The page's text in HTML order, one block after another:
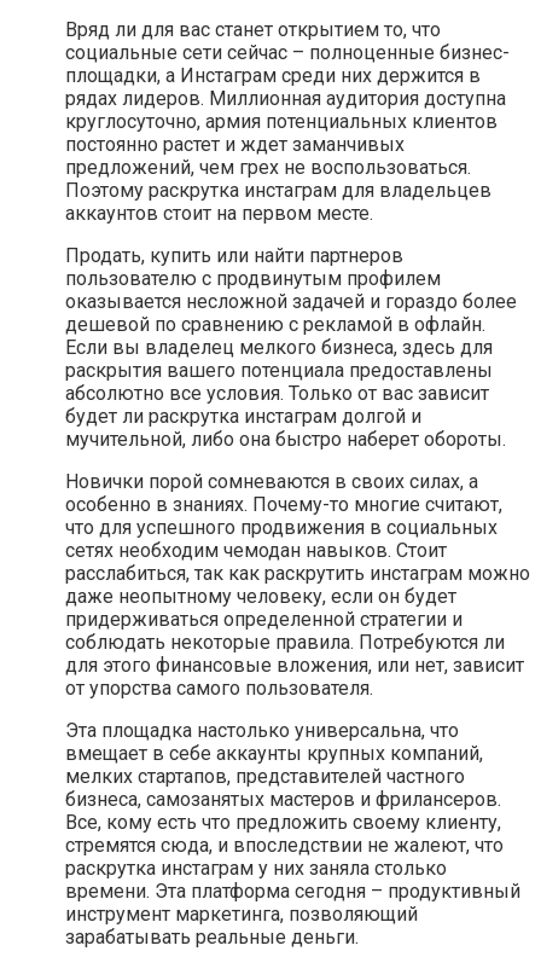
Вряд ли для вас станет открытием то, что
социальные сети сейчас – полноценные бизнес-
площадки, а Инстаграм среди них держится в
рядах лидеров. Миллионная аудитория доступна
круглосуточно, армия потенциальных клиентов
постоянно растет и ждет заманчивых
предложений, чем грех не воспользоваться.
Поэтому раскрутка инстаграм для владельцев
аккаунтов стоит на первом месте.
Продать, купить или найти партнеров
пользователю с продвинутым профилем
оказывается несложной задачей и гораздо более
дешевой по сравнению с рекламой в офлайн.
Если вы владелец мелкого бизнеса, здесь для
раскрытия вашего потенциала предоставлены
абсолютно все условия. Только от вас зависит
будет ли раскрутка инстаграм долгой и
мучительной, либо она быстро наберет обороты.
Новички порой сомневаются в своих силах, а
особенно в знаниях. Почему-то многие считают,
что для успешного продвижения в социальных
сетях необходим чемодан навыков. Стоит
расслабиться, так как раскрутить инстаграм можно
даже неопытному человеку, если он будет
придерживаться определенной стратегии и
соблюдать некоторые правила. Потребуются ли
для этого финансовые вложения, или нет, зависит
от упорства самого пользователя.
Эта площадка настолько универсальна, что
вмещает в себе аккаунты крупных компаний,
мелких стартапов, представителей частного
бизнеса, самозанятых мастеров и фрилансеров.
Все, кому есть что предложить своему клиенту,
стремятся сюда, и впоследствии не жалеют, что
раскрутка инстаграм у них заняла столько
времени. Эта платформа сегодня – продуктивный
инструмент маркетинга, позволяющий
зарабатывать реальные деньги.